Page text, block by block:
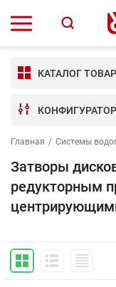
КАТАЛОГ
Главная / Системы
Затворы
редукторным